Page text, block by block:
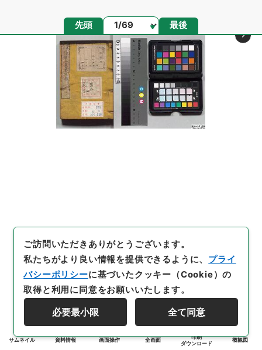
先頭 ページ 最後
サムネイル 資料情報 画面操作 全画面
印刷
ダウンロード
概観図
ご訪問いただきありがとうございます。
私たちがより良い情報を提供できるように、 プライ
バシーポリシーに基づいたクッキー（Cookie）の
取得と利用に同意をお願いいたします。
必要最小限 全て同意